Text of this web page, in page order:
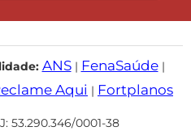
ANS| FenaSaúde|
Aqui | Fortplanos
53.290.346/0001-38